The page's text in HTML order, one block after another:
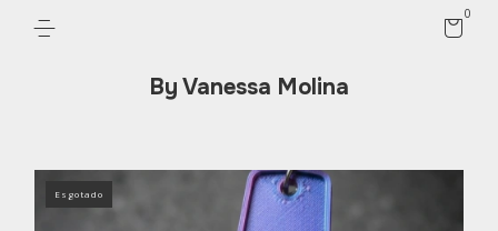
By Vanessa Molina
0
Esgotado